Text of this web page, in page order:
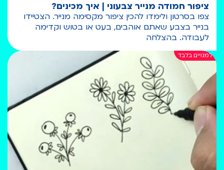
ציפור חמודה מנייר צבעוני | איך מכינים?
צפו בסרטון ולימדו להכין ציפור מקסימה מנייר. הצטיידו
בנייר בצבע שאתם אוהבים, בעט או בטוש וקדימה
לעבודה. בהצלחה